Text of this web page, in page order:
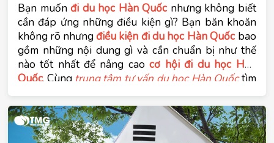
Bạn muốn đi du học Hàn Quốc nhưng không biết
cần đáp ứng những điều kiện gì? Bạn băn khoăn
không rõ nhưng điều kiện đi du học Hàn Quốc bao
gồm những nội dung gì và cần chuẩn bị như thế
nào tốt nhất để nâng cao cơ hội đi du học Hàn
Quốc. Cùng trung tâm tư vấn du học Hàn Quốc tìm
hiểu vấn đề này trong bài viết dưới đây.